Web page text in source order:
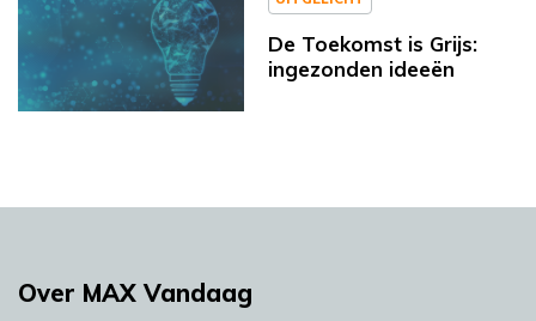
De Toekomst is Grijs:
ingezonden ideeën
Over MAX Vandaag